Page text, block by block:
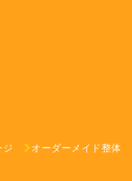
ジ オーダーメイド整体